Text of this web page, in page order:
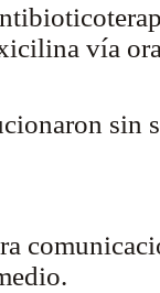
vía
sin